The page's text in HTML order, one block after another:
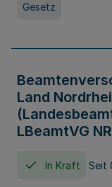
Gesetz
Land
LBeamtVG
In Kraft Seit